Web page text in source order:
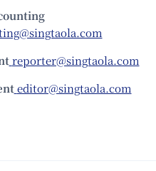
reporter@singtaola.com
editor@singtaola.com